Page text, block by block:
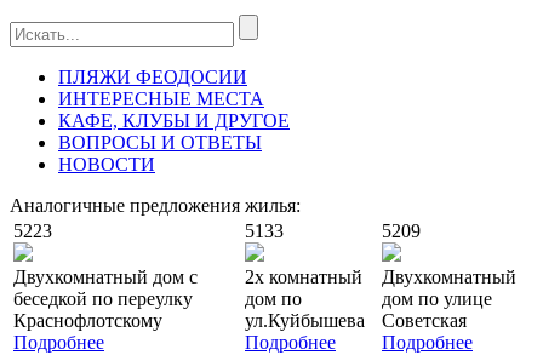
ПЛЯЖИ ФЕОДОСИИ
ИНТЕРЕСНЫЕ МЕСТА
КАФЕ, КЛУБЫ И ДРУГОЕ
ВОПРОСЫ И ОТВЕТЫ
НОВОСТИ
Аналогичные предложения жилья:
5223
Двухкомнатный дом с
беседкой по переулку
Краснофлотскому
Подробнее
5133
2х комнатный
дом по
ул.Куйбышева
Подробнее
5209
Двухкомнатный
дом по улице
Советская
Подробнее